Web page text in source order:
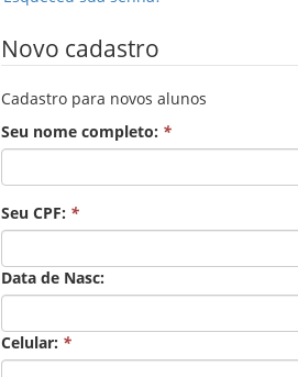
Novo cadastro
Cadastro para novos alunos
Seu nome completo: *
Seu CPF: *
Data de Nasc:
Celular: *